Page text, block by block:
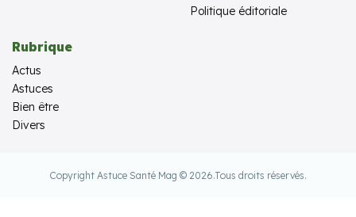
Politique éditoriale
Rubrique
Actus
Astuces
Bien être
Divers
Copyright Astuce Santé Mag © 2026.Tous droits réservés.